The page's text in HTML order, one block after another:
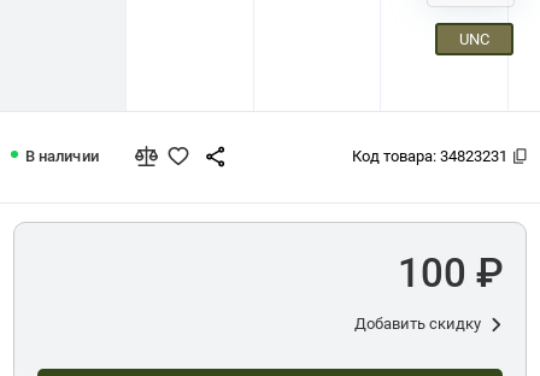
UNC
В наличии Код товара: 34823231
100 ₽
Добавить скидку